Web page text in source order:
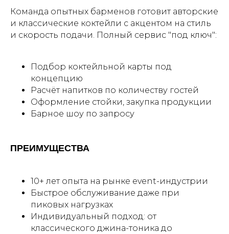
Команда опытных барменов готовит авторские
и классические коктейли с акцентом на стиль
и скорость подачи. Полный сервис "под ключ":
Подбор коктейльной карты под
концепцию
Расчёт напитков по количеству гостей
Оформление стойки, закупка продукции
Барное шоу по запросу
ПРЕИМУЩЕСТВА
10+ лет опыта на рынке event-индустрии
Быстрое обслуживание даже при
пиковых нагрузках
Индивидуальный подход: от
классического джина-тоника до